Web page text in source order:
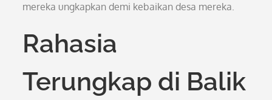
mereka ungkapkan demi kebaikan desa mereka.
Rahasia
Terungkap di Balik